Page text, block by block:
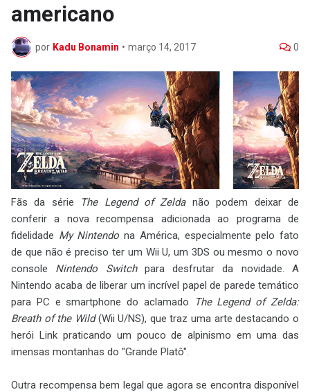
americano
por Kadu Bonamin • março 14, 2017 0
Fãs da série The Legend of Zeldanão podem deixar de
conferir a nova recompensa adicionada ao programa de
fidelidade My Nintendo na América, especialmente pelo fato
de que não é preciso ter um Wii U, um 3DS ou mesmo o novo
console Nintendo Switchpara desfrutar da novidade. A
Nintendo acaba de liberar um incrível papel de parede temático
para PC e smartphone do aclamado
The Legend of Zelda:
Breath of the Wild(Wii U/NS), que traz uma arte destacando o
herói Link praticando um pouco de alpinismo em uma das
imensas montanhas do "Grande Platô".
Outra recompensa bem legal que agora se encontra disponível